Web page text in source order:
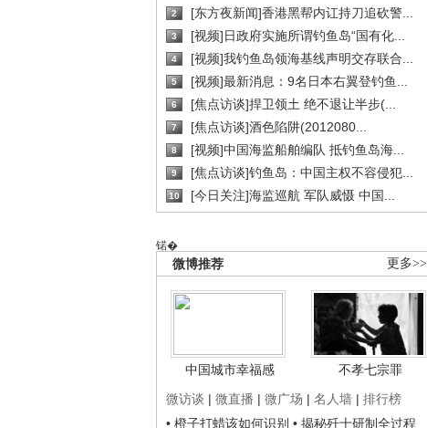
2 [东方夜新闻]香港黑帮内讧持刀追砍警...
3 [视频]日政府实施所谓钓鱼岛“国有化...
4 [视频]我钓鱼岛领海基线声明交存联合...
5 [视频]最新消息：9名日本右翼登钓鱼...
6 [焦点访谈]捍卫领土 绝不退让半步(...
7 [焦点访谈]酒色陷阱(2012080...
8 [视频]中国海监船舶编队 抵钓鱼岛海...
9 [焦点访谈]钓鱼岛：中国主权不容侵犯...
10 [今日关注]海监巡航 军队威慑 中国...
锘�
更多>>
微博推荐
中国城市幸福感
不孝七宗罪
微访谈 | 微直播 | 微广场 | 名人墙 | 排行榜
• 橙子打蜡该如何识别 • 揭秘歼十研制全过程